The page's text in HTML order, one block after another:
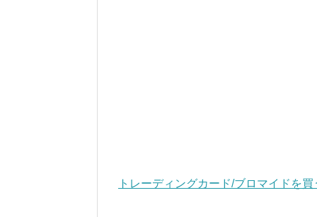
トレーディングカード/ブロマイドを